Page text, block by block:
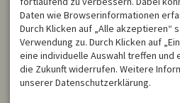
Tel. +49 8322 4055
info@montana-
ferienwohnungen.de
NEWSLETTER
Bleiben Sie immer Informiert!
Für den Newsletter anmelden
Mo - Fr
Sa, So
Daten wie Browserinformationen
Durch Klicken auf „Alle akzeptieren“
Verwendung zu. Durch Klicken auf
eine individuelle Auswahl treffen und
die Zukunft widerrufen. Weitere
unserer Datenschutzerklärung.